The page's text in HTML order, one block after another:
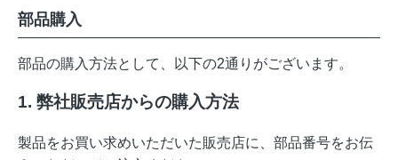
部品購入
部品の購入方法として、以下の2通りがございます。
1. 弊社販売店からの購入方法
製品をお買い求めいただいた販売店に、部品番号をお伝